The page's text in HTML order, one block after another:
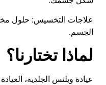
علاجات التخسيس: حلول
الجسم.
لماذا تختارنا؟
عيادة ويلنس الجلدية،